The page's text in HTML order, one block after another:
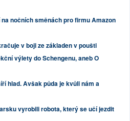
nočních směnách pro firmu Amazon
v boji ze základen v poušti
výlety do Schengenu, aneb O
hlad. Avšak půda je kvůli nám a
vyrobili robota, který se učí jezdit